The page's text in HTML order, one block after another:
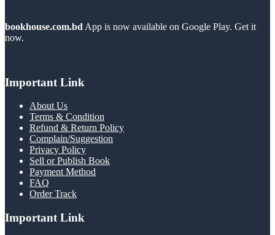
bookhouse.com.bd App is now available on Google Play. Get it
now.
Important Link
About Us
Terms & Condition
Refund & Return Policy
Complain/Suggestion
Privacy Policy
Sell or Publish Book
Payment Method
FAQ
Order Track
Important Link